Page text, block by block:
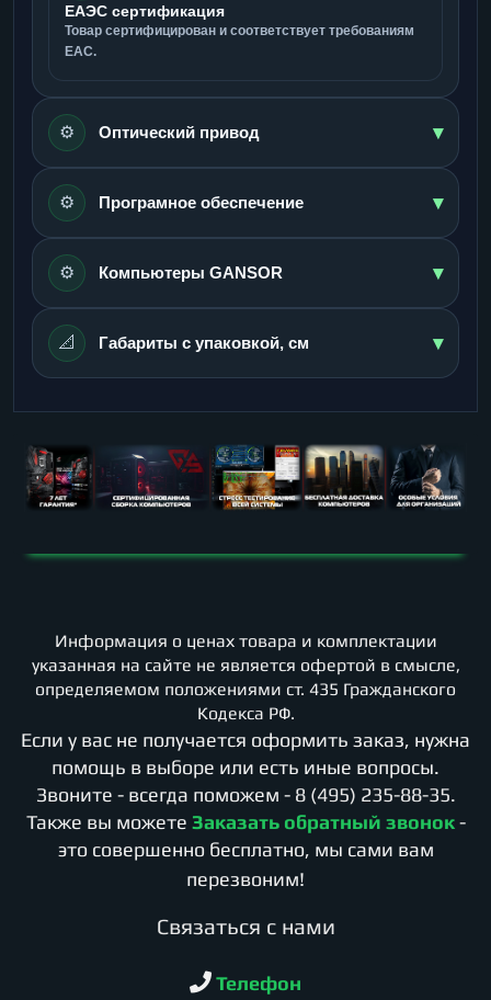
ЕАЭС сертификация
Товар сертифицирован и соответствует требованиям
ЕАС.
⚙️ Оптический привод ▾
⚙️ Програмное обеспечение ▾
⚙️ Компьютеры GANSOR ▾
📐 Габариты с упаковкой, см ▾
Информация о ценах товара и комплектации
указанная на сайте не является офертой в смысле,
определяемом положениями ст. 435 Гражданского
Кодекса РФ.
Если у вас не получается оформить заказ, нужна
помощь в выборе или есть иные вопросы.
Звоните - всегда поможем - 8 (495) 235-88-35.
Также вы можете Заказать обратный звонок -
это совершенно бесплатно, мы сами вам
перезвоним!
Cвязаться с нами
Телефон